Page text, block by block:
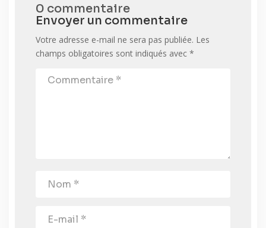
0 commentaire
Envoyer un commentaire
Votre adresse e-mail ne sera pas publiée. Les
champs obligatoires sont indiqués avec *